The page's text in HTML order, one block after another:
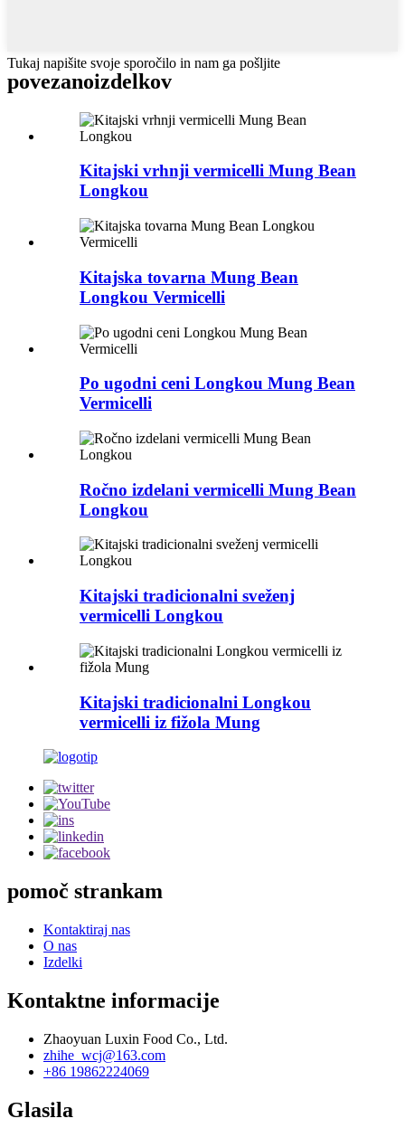
Tukaj napišite svoje sporočilo in nam ga pošljite
povezanoizdelkov
Kitajski vrhnji vermicelli Mung Bean
Longkou
Kitajska tovarna Mung Bean
Longkou Vermicelli
Po ugodni ceni Longkou Mung Bean
Vermicelli
Ročno izdelani vermicelli Mung Bean
Longkou
Kitajski tradicionalni sveženj
vermicelli Longkou
Kitajski tradicionalni Longkou
vermicelli iz fižola Mung
pomoč strankam
Kontaktiraj nas
O nas
Izdelki
Kontaktne informacije
Zhaoyuan Luxin Food Co., Ltd.
zhihe_wcj@163.com
+86 19862224069
Glasila